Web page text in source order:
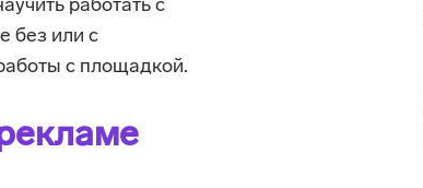
работать с
без или с
с площадкой.